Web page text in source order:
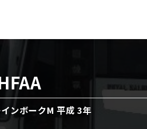
ンボークM 平成 3年